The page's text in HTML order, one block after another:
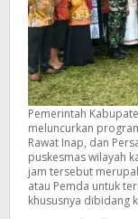
Pemerintah
meluncurkan
Rawat Inap, dan
puskesmas wilayah
jam tersebut
atau Pemda untuk
khususnya dibidang